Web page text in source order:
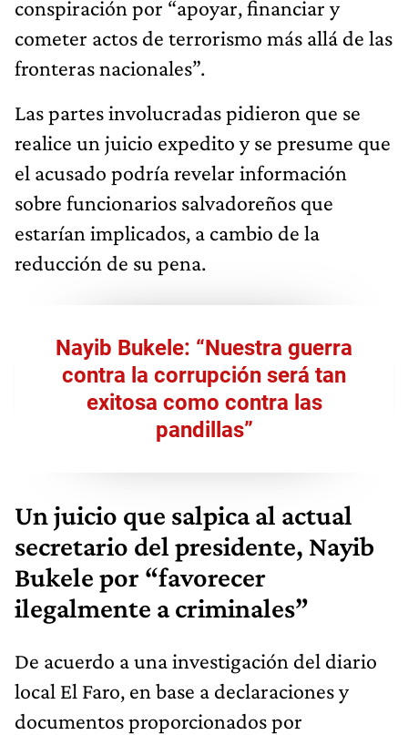
conspiración por “apoyar, financiar y
cometer actos de terrorismo más allá de las
fronteras nacionales”.
Las partes involucradas pidieron que se
realice un juicio expedito y se presume que
el acusado podría revelar información
sobre funcionarios salvadoreños que
estarían implicados, a cambio de la
reducción de su pena.
Nayib Bukele: “Nuestra guerra
contra la corrupción será tan
exitosa como contra las
pandillas”
Un juicio que salpica al actual
secretario del presidente, Nayib
Bukele por “favorecer
ilegalmente a criminales”
De acuerdo a una investigación del diario
local El Faro, en base a declaraciones y
documentos proporcionados por